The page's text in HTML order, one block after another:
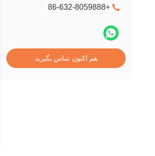
+86-632-8059888
هم اکنون تماس بگیرید